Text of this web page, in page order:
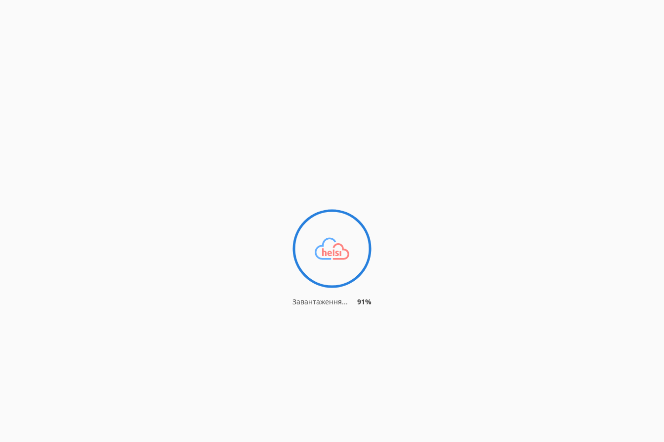
Завантаження... 91%